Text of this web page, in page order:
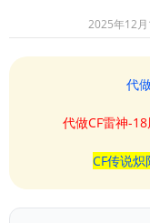
2025年12月
代
代做CF雷神-
CF传说